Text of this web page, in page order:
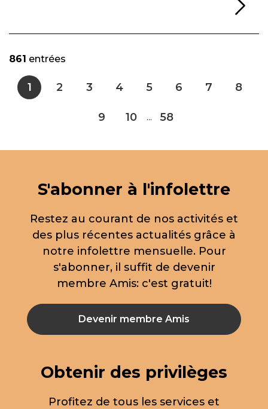
861 entrées
1 2 3 4 5 6 7 8
9 10 ... 58
S'abonner à l'infolettre
Restez au courant de nos activités et
des plus récentes actualités grâce à
notre infolettre mensuelle. Pour
s'abonner, il suffit de devenir
membre Amis: c'est gratuit!
Devenir membre Amis
Obtenir des privilèges
Profitez de tous les services et